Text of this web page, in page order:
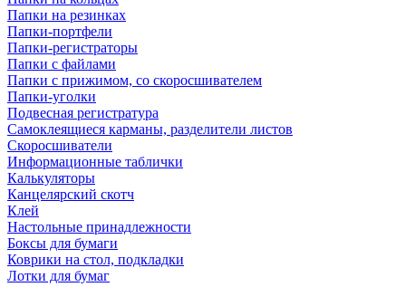
Папки на резинках
Папки-портфели
Папки-регистраторы
Папки с файлами
Папки с прижимом, со скоросшивателем
Папки-уголки
Подвесная регистратура
Самоклеящиеся карманы, разделители листов
Скоросшиватели
Информационные таблички
Калькуляторы
Канцелярский скотч
Клей
Настольные принадлежности
Боксы для бумаги
Коврики на стол, подкладки
Лотки для бумаг